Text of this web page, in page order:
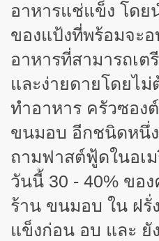
อาหารแช่แข็ง โดย
ของแป้งที่พร้อมจะอ
อาหารที่สามารถเต
และง่ายดายโดยไ
ทำอาหาร ครัวซอง
ขนมอบ อีกชนิดหนึ่
ถามฟาสต์ฟู้ดในอเ
วันนี้ 30 - 40% ขอ
ร้าน ขนมอบ ใน ฝรั่
แข็งก่อน อบ และ ยั